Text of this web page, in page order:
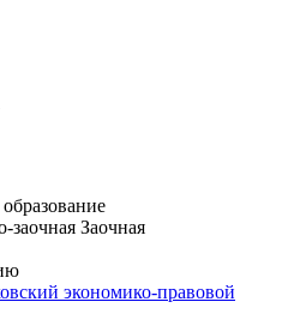
заочная Заочная
экономико-правовой